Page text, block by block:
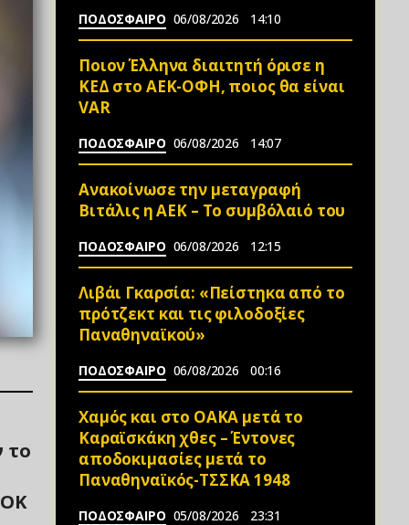
το
ΠΟΔΟΣΦΑΙΡΟ 06/08/2026 14:10
Ποιον Έλληνα διαιτητή όρισε η
ΚΕΔ στο ΑΕΚ-ΟΦΗ, ποιος θα είναι
VAR
ΠΟΔΟΣΦΑΙΡΟ 06/08/2026 14:07
Ανακοίνωσε την μεταγραφή
Βιτάλις η ΑΕΚ – Το συμβόλαιό του
ΠΟΔΟΣΦΑΙΡΟ 06/08/2026 12:15
Λιβάι Γκαρσία: «Πείστηκα από το
πρότζεκτ και τις φιλοδοξίες
Παναθηναϊκού»
ΠΟΔΟΣΦΑΙΡΟ 06/08/2026 00:16
Χαμός και στο ΟΑΚΑ μετά το
Καραϊσκάκη χθες – Έντονες
αποδοκιμασίες μετά το
Παναθηναϊκός-ΤΣΣΚΑ 1948
ΠΟΔΟΣΦΑΙΡΟ 05/08/2026 23:31